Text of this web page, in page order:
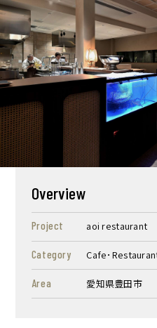
Overview
Project aoi restaurant
Category Cafe･
Area 愛知県豊田市